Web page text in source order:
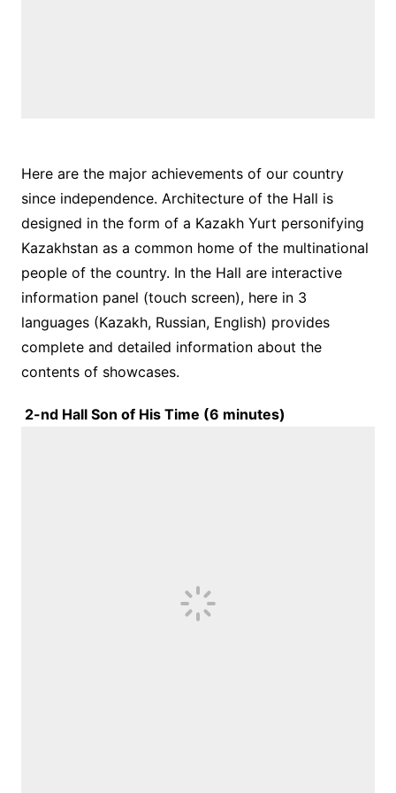
Here are the major achievements of our country
since independence. Architecture of the Hall is
designed in the form of a Kazakh Yurt personifying
Kazakhstan as a common home of the multinational
people of the country. In the Hall are interactive
information panel (touch screen), here in 3
languages (Kazakh, Russian, English) provides
complete and detailed information about the
contents of showcases.
2-nd Hall Son of His Time (6 minutes)